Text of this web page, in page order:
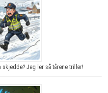
skjedde? Jeg ler så tårene triller!